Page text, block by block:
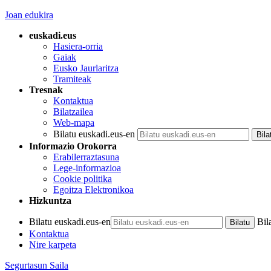
Joan edukira
euskadi.eus
Hasiera-orria
Gaiak
Eusko Jaurlaritza
Tramiteak
Tresnak
Kontaktua
Bilatzailea
Web-mapa
Bilatu euskadi.eus-en
Informazio Orokorra
Erabilerraztasuna
Lege-informazioa
Cookie politika
Egoitza Elektronikoa
Hizkuntza
Bilatu euskadi.eus-en
Kontaktua
Nire karpeta
Segurtasun Saila